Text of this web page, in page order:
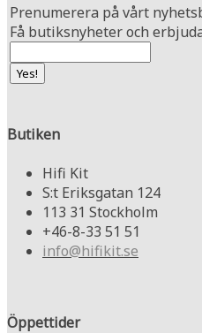
Prenumerera på vårt
Få butiksnyheter och
Butiken
Hifi Kit
S:t Eriksgatan 124
113 31 Stockholm
+46-8-33 51 51
info@hifikit.se
Öppettider